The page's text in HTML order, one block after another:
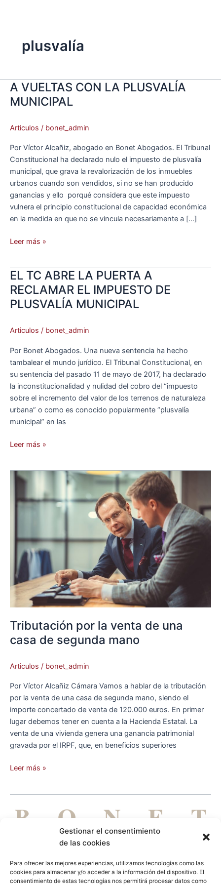
Gestionar el consentimiento
de las cookies
Para ofrecer las mejores experiencias, utilizamos tecnologías como las
cookies para almacenar y/o acceder a la información del dispositivo. El
consentimiento de estas tecnologías nos permitirá procesar datos como
plusvalía
A VUELTAS CON LA PLUSVALÍA
MUNICIPAL
Articulos / bonet_admin
Por Víctor Alcañiz, abogado en Bonet Abogados. El Tribunal
Constitucional ha declarado nulo el impuesto de plusvalía
municipal, que grava la revalorización de los inmuebles
urbanos cuando son vendidos, si no se han producido
ganancias y ello porqué considera que este impuesto
vulnera el principio constitucional de capacidad económica
en la medida en que no se vincula necesariamente a […]
A
VUELTAS
CON
PLUSVALÍA
MUNICIPAL
Leer más »
EL TC ABRE LA PUERTA A
RECLAMAR EL IMPUESTO DE
PLUSVALÍA MUNICIPAL
Articulos / bonet_admin
Por Bonet Abogados. Una nueva sentencia ha hecho
tambalear el mundo jurídico. El Tribunal Constitucional, en
su sentencia del pasado 11 de mayo de 2017, ha declarado
la inconstitucionalidad y nulidad del cobro del “impuesto
sobre el incremento del valor de los terrenos de naturaleza
urbana” o como es conocido popularmente “plusvalía
municipal” en las
EL
TC
ABRE
LA
A
EL
IMPUESTO
DE
PLUSVALÍA
MUNICIPAL
Leer más »
Tributación por la venta de una
casa de segunda mano
Articulos / bonet_admin
Por Víctor Alcañiz Cámara Vamos a hablar de la tributación
por la venta de una casa de segunda mano, siendo el
importe concertado de venta de 120.000 euros. En primer
lugar debemos tener en cuenta a la Hacienda Estatal. La
venta de una vivienda genera una ganancia patrimonial
gravada por el IRPF, que, en beneficios superiores
Tributación
una
segunda
mano
Leer más »
DE PERSONAS PARA PERSONAS